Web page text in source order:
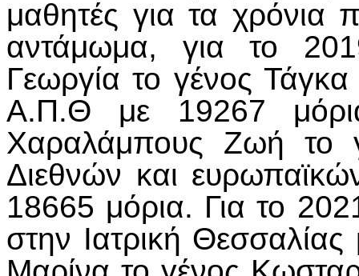
μαθητές για τα χρόνια
αντάμωμα, για το
Γεωργία το γένος
Α.Π.Θ με 19267
Χαραλάμπους Ζωή το
Διεθνών και
18665 μόρια. Για το
στην Ιατρική